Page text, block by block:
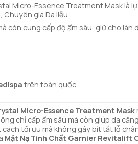
Micro-Essence Treatment Mask
, Chuyên gia Da liễu
còn cung cấp độ ẩm sâu, giữ cho làn
trên toàn quốc
Micro-Essence Treatment Mask
chỉ cấp ẩm sâu mà còn giúp da
tối ưu mà không gây bít tắt lỗ
Mặt Nạ Tinh Chất Garnier Revitalift